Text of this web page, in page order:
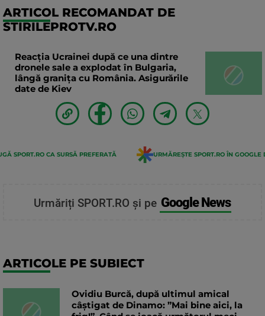
ARTICOL RECOMANDAT DE
STIRILEPROTV.RO
Reacția Ucrainei după ce una dintre
dronele sale a explodat în Bulgaria,
lângă granița cu România. Asigurările
date de Kiev
SPORT.RO CA SURSĂ PREFERATĂ URMĂREȘTE SPORT.RO ÎN GOOGLE
Urmăriți SPORT.RO și pe Google News
ARTICOLE PE SUBIECT
Ovidiu Burcă, după ultimul amical
câștigat de Dinamo: ”Mai bine aici, la